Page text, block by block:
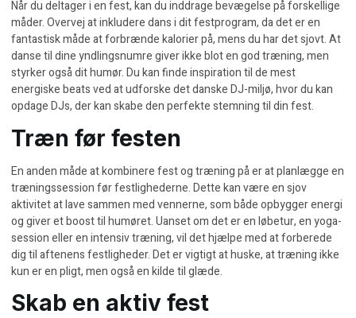
Når du deltager i en fest, kan du inddrage bevægelse på forskellige
måder. Overvej at inkludere dans i dit festprogram, da det er en
fantastisk måde at forbrænde kalorier på, mens du har det sjovt. At
danse til dine yndlingsnumre giver ikke blot en god træning, men
styrker også dit humør. Du kan finde inspiration til de mest
energiske beats ved at udforskedet danske DJ-miljø, hvor du kan
opdage DJs, der kan skabe den perfekte stemning til din fest.
Træn før festen
En anden måde at kombinere fest og træning på er at planlægge en
træningssession før festlighederne. Dette kan være en sjov
aktivitet at lave sammen med vennerne, som både opbygger energi
og giver et boost til humøret. Uanset om det er en løbetur, en yoga-
session eller en intensiv træning, vil det hjælpe med at forberede
dig til aftenens festligheder. Det er vigtigt at huske, at træning ikke
kun er en pligt, men også en kilde til glæde.
Skab en aktiv fest